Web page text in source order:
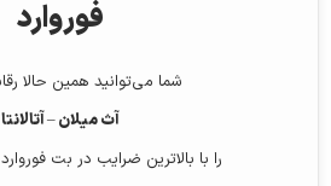
فوروارد
شما می‌توانید همین حالا
آث میلان – آتالانتا
را با بالاترین ضرایب در بت